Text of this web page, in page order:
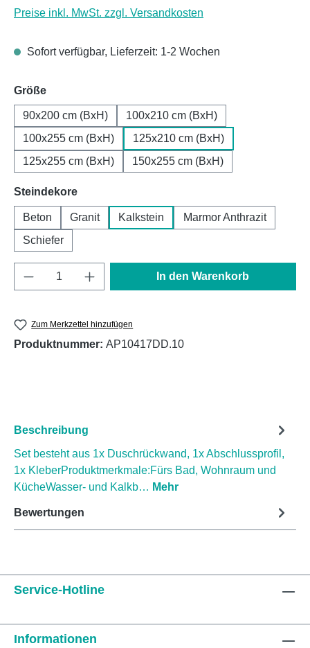
Preise inkl. MwSt. zzgl. Versandkosten
Sofort verfügbar, Lieferzeit: 1-2 Wochen
Größeauswählen
90x200 cm (BxH)
100x210 cm (BxH)
100x255 cm (BxH)
125x210 cm (BxH)
125x255 cm (BxH)
150x255 cm (BxH)
Steindekoreauswählen
Beton Granit Kalkstein
Marmor Anthrazit
Schiefer
Produkt Anzahl: Gib den gewünschten
In den Warenkorb
Zum Merkzettel hinzufügen
Produktnummer: AP10417DD.10
Beschreibung
Set besteht aus 1x Duschrückwand, 1x Abschlussprofil,
1x KleberProduktmerkmale:Fürs Bad, Wohnraum und
KücheWasser- und Kalkb… Mehr
Bewertungen
Service-Hotline
Informationen